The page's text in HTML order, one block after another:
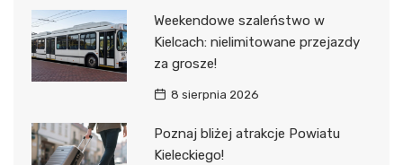
Weekendowe szaleństwo w
Kielcach: nielimitowane przejazdy
za grosze!
8 sierpnia 2026
Poznaj bliżej atrakcje Powiatu
Kieleckiego!